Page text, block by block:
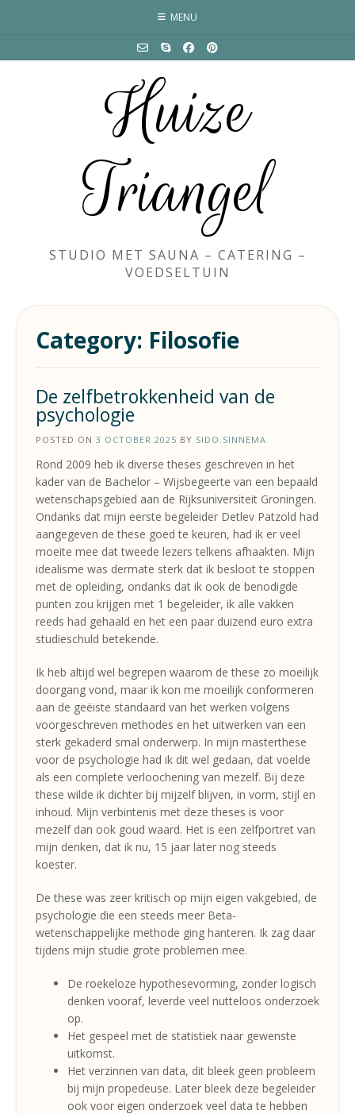
MENU
Huize
Triangel
STUDIO MET SAUNA – CATERING –
VOEDSELTUIN
Category: Filosofie
De zelfbetrokkenheid van de
psychologie
POSTED ON 3 OCTOBER 2025 BY SIDO.SINNEMA
Rond 2009 heb ik diverse theses geschreven in het
kader van de Bachelor – Wijsbegeerte van een bepaald
wetenschapsgebied aan de Rijksuniversiteit Groningen.
Ondanks dat mijn eerste begeleider Detlev Patzold had
aangegeven de these goed te keuren, had ik er veel
moeite mee dat tweede lezers telkens afhaakten. Mijn
idealisme was dermate sterk dat ik besloot te stoppen
met de opleiding, ondanks dat ik ook de benodigde
punten zou krijgen met 1 begeleider, ik alle vakken
reeds had gehaald en het een paar duizend euro extra
studieschuld betekende.
Ik heb altijd wel begrepen waarom de these zo moeilijk
doorgang vond, maar ik kon me moeilijk conformeren
aan de geëiste standaard van het werken volgens
voorgeschreven methodes en het uitwerken van een
sterk gekaderd smal onderwerp. In mijn masterthese
voor de psychologie had ik dit wel gedaan, dat voelde
als een complete verloochening van mezelf. Bij deze
these wilde ik dichter bij mijzelf blijven, in vorm, stijl en
inhoud. Mijn verbintenis met deze theses is voor
mezelf dan ook goud waard. Het is een zelfportret van
mijn denken, dat ik nu, 15 jaar later nog steeds
koester.
De these was zeer kritisch op mijn eigen vakgebied, de
psychologie die een steeds meer Beta-
wetenschappelijke methode ging hanteren. Ik zag daar
tijdens mijn studie grote problemen mee.
De roekeloze hypothesevorming, zonder logisch
denken vooraf, leverde veel nutteloos onderzoek
op.
Het gespeel met de statistiek naar gewenste
uitkomst.
Het verzinnen van data, dit bleek geen probleem
bij mijn propedeuse. Later bleek deze begeleider
ook voor eigen onderzoek veel data te hebben